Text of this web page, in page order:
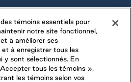
AVEC NOUS
témoins essentiels pour
notre site fonctionnel,
à améliorer ses
et à enregistrer tous les
y sont sélectionnés. En
tous les témoins »,
les témoins selon vos